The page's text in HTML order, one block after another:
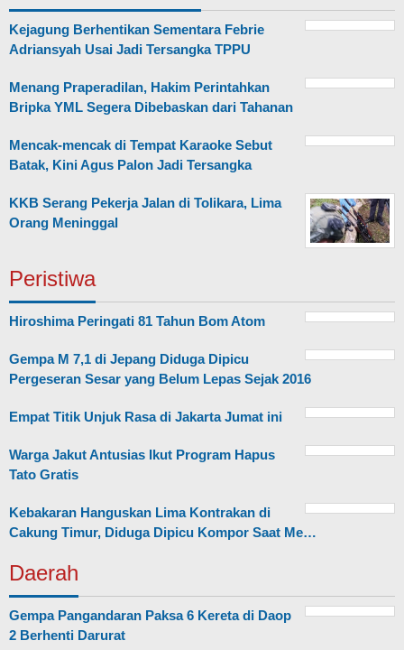
Kejagung Berhentikan Sementara Febrie
Adriansyah Usai Jadi Tersangka TPPU
Menang Praperadilan, Hakim Perintahkan
Bripka YML Segera Dibebaskan dari Tahanan
Mencak-mencak di Tempat Karaoke Sebut
Batak, Kini Agus Palon Jadi Tersangka
KKB Serang Pekerja Jalan di Tolikara, Lima
Orang Meninggal
Peristiwa
Hiroshima Peringati 81 Tahun Bom Atom
Gempa M 7,1 di Jepang Diduga Dipicu
Pergeseran Sesar yang Belum Lepas Sejak 2016
Empat Titik Unjuk Rasa di Jakarta Jumat ini
Warga Jakut Antusias Ikut Program Hapus
Tato Gratis
Kebakaran Hanguskan Lima Kontrakan di
Cakung Timur, Diduga Dipicu Kompor Saat Me…
Daerah
Gempa Pangandaran Paksa 6 Kereta di Daop
2 Berhenti Darurat